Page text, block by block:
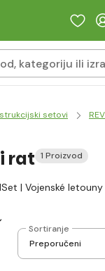
setovi
rat 1 Proizvod
| Vojenské letouny
Sortiranje